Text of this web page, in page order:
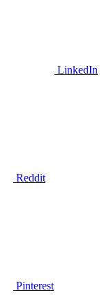
LinkedIn
Reddit
Pinterest